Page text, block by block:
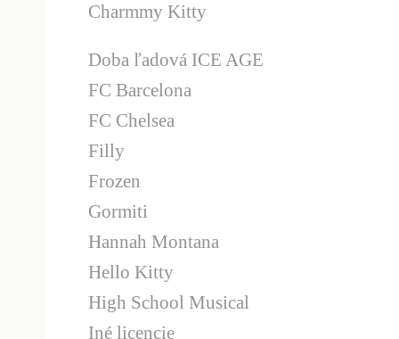
Charmmy Kitty
Doba ľadová ICE AGE
FC Barcelona
FC Chelsea
Filly
Frozen
Gormiti
Hannah Montana
Hello Kitty
High School Musical
Iné licencie